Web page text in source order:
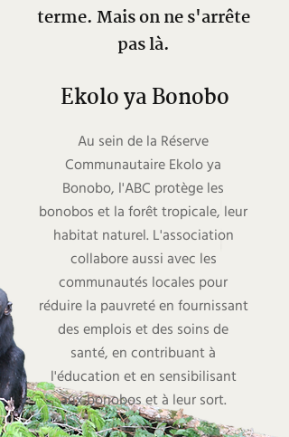
terme. Mais on ne s'arrête
pas là.
Ekolo ya Bonobo
Au sein de la Réserve
Communautaire Ekolo ya
Bonobo, l'ABC protège les
bonobos et la forêt tropicale, leur
habitat naturel. L'association
collabore aussi avec les
communautés locales pour
réduire la pauvreté en fournissant
des emplois et des soins de
santé, en contribuant à
l'éducation et en sensibilisant
aux bonobos et à leur sort.